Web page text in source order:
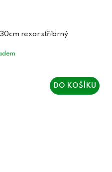
rexor stříbrný
DO KOŠÍKU